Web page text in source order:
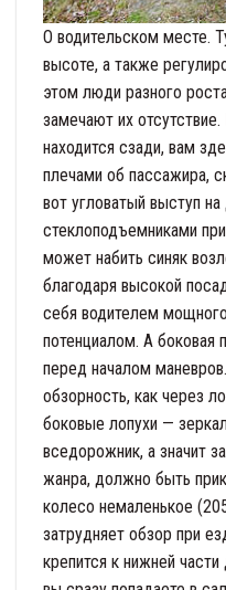
О водительском месте.
высоте, а также
этом люди разного
замечают их
находится сзади, вам
плечами об пассажира,
вот угловатый выступ
стеклоподъемниками
может набить синяк
благодаря высокой
себя водителем
потенциалом. А боковая
перед началом
обзорность, как через
боковые лопухи —
вседорожник, а значит
жанра, должно быть
колесо немаленькое
затрудняет обзор при
крепится к нижней